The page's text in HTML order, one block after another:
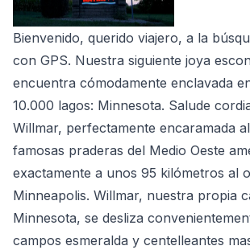
Bienvenido, querido viajero, a la
con GPS. Nuestra siguiente joya
encuentra cómodamente enclavada
10.000 lagos: Minnesota. Salude
Willmar, perfectamente encaramada
famosas praderas del Medio Oeste
exactamente a unos 95 kilómetros al
Minneapolis. Willmar, nuestra propia
Minnesota, se desliza
campos esmeralda y centelleantes